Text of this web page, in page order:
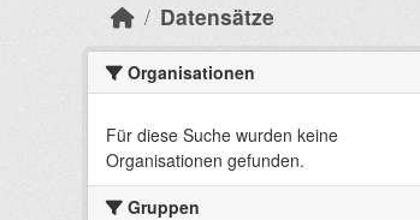
Datensätze
Organisationen
Für diese Suche wurden keine
Organisationen gefunden.
Gruppen